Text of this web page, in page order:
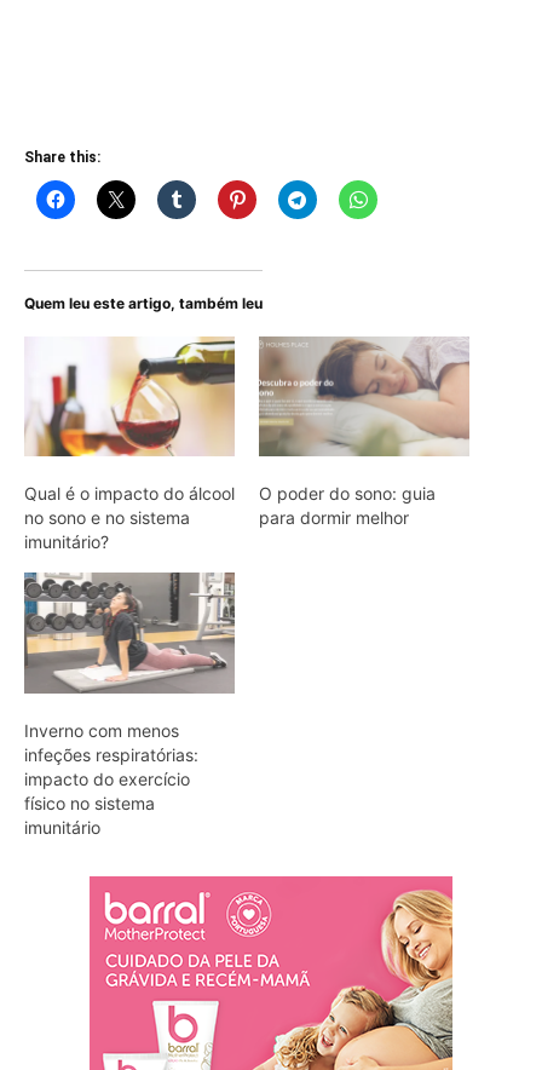
Share this:
Quem leu este artigo, também leu
Qual é o impacto do álcool
no sono e no sistema
imunitário?
O poder do sono: guia
para dormir melhor
Inverno com menos
infeções respiratórias:
impacto do exercício
físico no sistema
imunitário